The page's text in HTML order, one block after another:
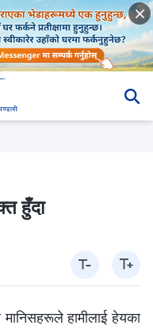
हुँदा
मानिसहरूले हामीलाई हेयका